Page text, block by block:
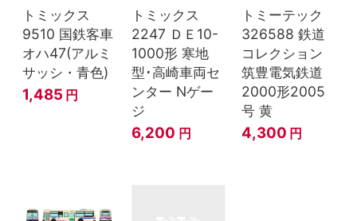
トミックス
9510 国鉄客車
オハ47(アルミ
サッシ・青色)
1,485 円
トミックス
2247 ＤＥ10-
1000形 寒地
型･高崎車両セ
ンター Nゲー
ジ
6,200 円
トミーテック
326588 鉄道
コレクション
筑豊電気鉄道
2000形2005
号 黄
4,300 円